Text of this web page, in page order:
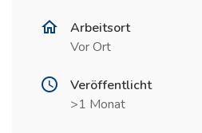
Arbeitsort
Vor Ort
Veröffentlicht
>1 Monat